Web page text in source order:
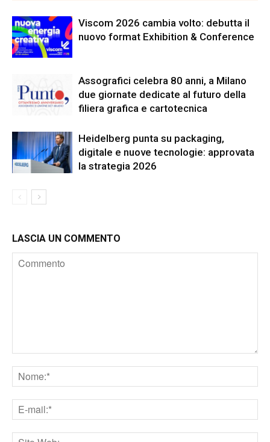
Viscom 2026 cambia volto: debutta il
nuovo format Exhibition & Conference
Assografici celebra 80 anni, a Milano
due giornate dedicate al futuro della
filiera grafica e cartotecnica
Heidelberg punta su packaging,
digitale e nuove tecnologie: approvata
la strategia 2026
LASCIA UN COMMENTO